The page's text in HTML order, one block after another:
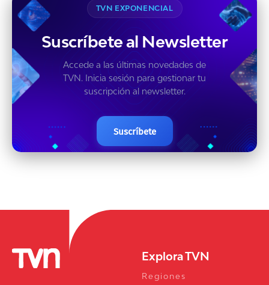
TVN EXPONENCIAL
Suscríbete al Newsletter
Accede a las últimas novedades de
TVN. Inicia sesión para gestionar tu
suscripción al newsletter.
Suscríbete
Explora TVN
Regiones